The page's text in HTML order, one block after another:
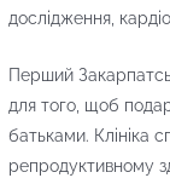
дослідження,
Перший
для того, щоб
батьками. Клініка
репродуктивному